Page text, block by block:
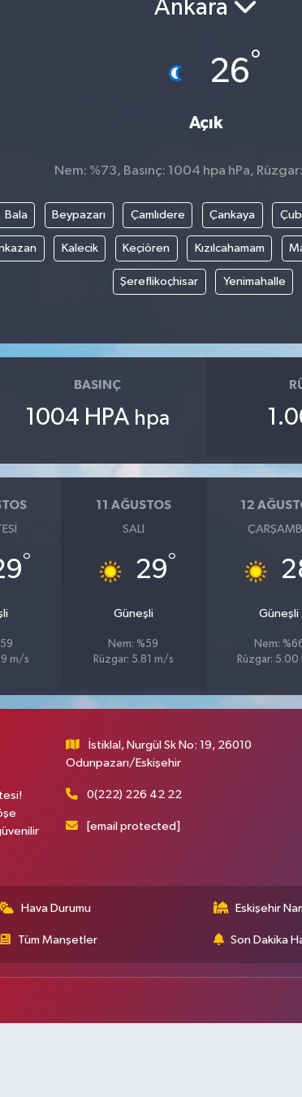
Ankara
26°
Açık
Nem: %73, Basınç: 1004 hpa hPa,
Bala Beypazarı Çamlıdere Çankaya
Kalecik Keçiören Kızılcahamam
Şereflikoçhisar Yenimahalle
BASINÇ
1004 HPA hpa
°
m/s
11 AĞUSTOS
SALI
29°
Güneşli
Nem: %59
Rüzgar: 5.81 m/s
12
Güneşli
Nem:
Rüzgar: 5.00
İstiklal, Nurgül Sk No: 19, 26010
Odunpazarı/Eskişehir
0(222) 226 42 22
[email protected]
Hava Durumu Eskişehir
Tüm Manşetler Son Dakika